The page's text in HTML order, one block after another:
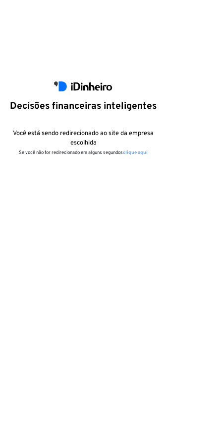
Decisões financeiras inteligentes
Você está sendo redirecionado ao site da empresa
escolhida
Se você não for redirecionado em alguns segundosclique aqui